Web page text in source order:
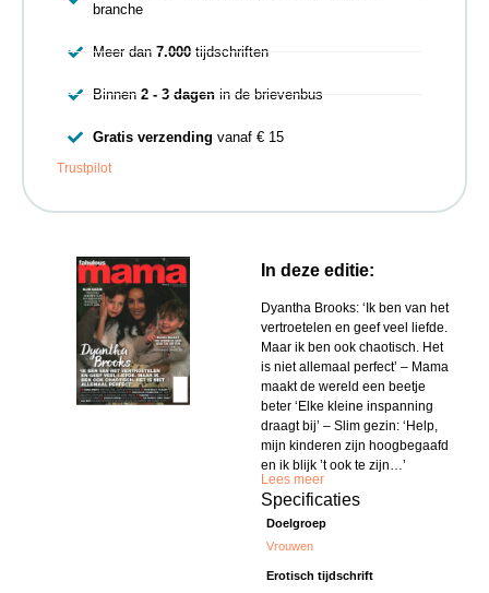
In deze editie:
Dyantha Brooks: ‘Ik ben van het
vertroetelen en geef veel liefde.
Maar ik ben ook chaotisch. Het
is niet allemaal perfect’ – Mama
maakt de wereld een beetje
beter ‘Elke kleine inspanning
draagt bij’ – Slim gezin: ‘Help,
mijn kinderen zijn hoogbegaafd
en ik blijk ’t ook te zijn…’
Lees meer
Specificaties
Doelgroep
Vrouwen
Erotisch tijdschrift
branche
Meer dan 7.000tijdschriften
Binnen 2 - 3 dagenin de brievenbus
Gratis verzending vanaf € 15
Trustpilot